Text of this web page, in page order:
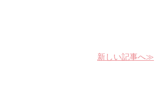
新しい記事へ≫